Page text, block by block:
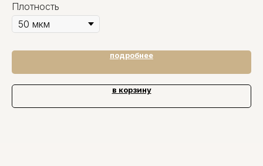
Плотность
подробнее
в корзину